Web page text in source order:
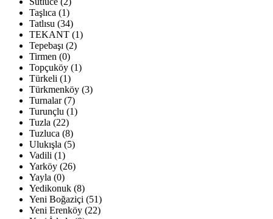
Taşlıca (1)
Tatlısu (34)
TEKANT (1)
Tepebaşı (2)
Tirmen (0)
Topçuköy (1)
Türkeli (1)
Türkmenköy (3)
Turnalar (7)
Turunçlu (1)
Tuzla (22)
Tuzluca (8)
Ulukışla (5)
Vadili (1)
Yarköy (26)
Yayla (0)
Yedikonuk (8)
Yeni Boğaziçi (51)
Yeni Erenköy (22)